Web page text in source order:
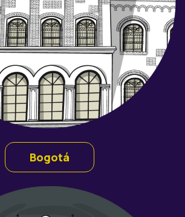
Bogotá